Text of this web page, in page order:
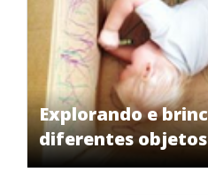
Explorando e
diferentes